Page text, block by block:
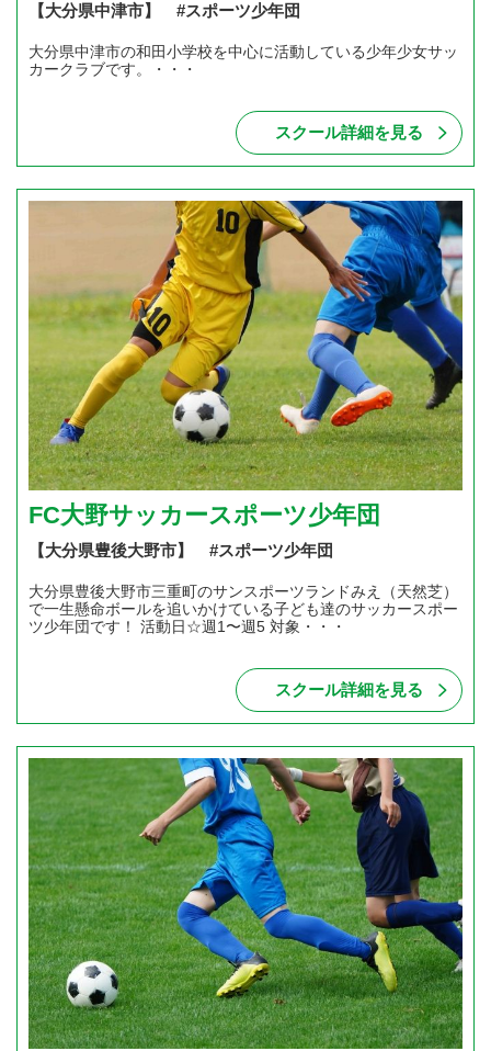
【大分県中津市】 #スポーツ少年団
大分県中津市の和田小学校を中心に活動している少年少女サッ
カークラブです。・・・
スクール詳細を見る
FC大野サッカースポーツ少年団
【大分県豊後大野市】 #スポーツ少年団
大分県豊後大野市三重町のサンスポーツランドみえ（天然芝）
で一生懸命ボールを追いかけている子ども達のサッカースポー
ツ少年団です！ 活動日☆週1〜週5 対象・・・
スクール詳細を見る